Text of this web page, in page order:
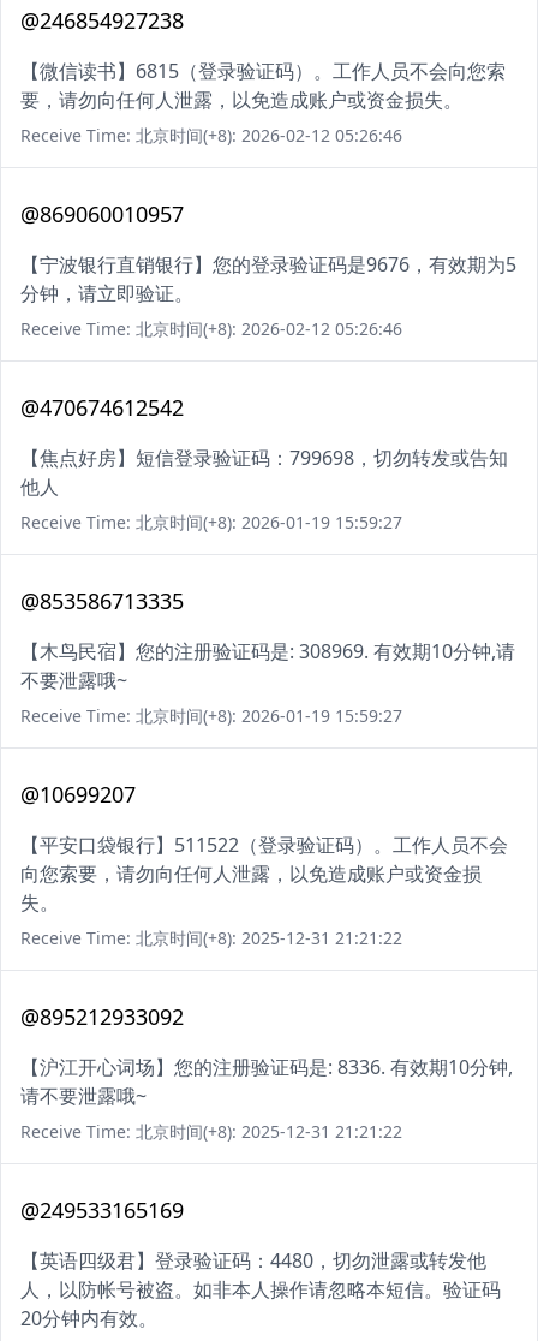
@246854927238
【微信读书】6815（登录验证码）。工作人员不会向您索
要，请勿向任何人泄露，以免造成账户或资金损失。
Receive Time: 北京时间(+8): 2026-02-12 05:26:46
@869060010957
【宁波银行直销银行】您的登录验证码是9676，有效期为5
分钟，请立即验证。
Receive Time: 北京时间(+8): 2026-02-12 05:26:46
@470674612542
【焦点好房】短信登录验证码：799698，切勿转发或告知
他人
Receive Time: 北京时间(+8): 2026-01-19 15:59:27
@853586713335
【木鸟民宿】您的注册验证码是: 308969. 有效期10分钟,请
不要泄露哦~
Receive Time: 北京时间(+8): 2026-01-19 15:59:27
@10699207
【平安口袋银行】511522（登录验证码）。工作人员不会
向您索要，请勿向任何人泄露，以免造成账户或资金损
失。
Receive Time: 北京时间(+8): 2025-12-31 21:21:22
@895212933092
【沪江开心词场】您的注册验证码是: 8336. 有效期10分钟,
请不要泄露哦~
Receive Time: 北京时间(+8): 2025-12-31 21:21:22
@249533165169
【英语四级君】登录验证码：4480，切勿泄露或转发他
人，以防帐号被盗。如非本人操作请忽略本短信。验证码
20分钟内有效。